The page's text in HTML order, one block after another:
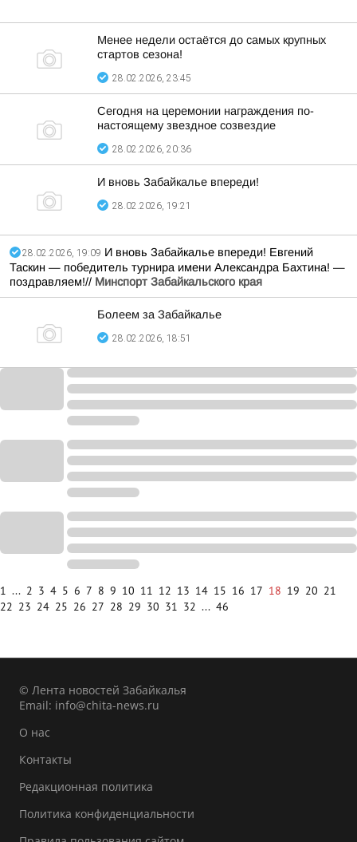
Менее недели остаётся до самых крупных
стартов сезона!
28.02.2026, 23:45
Сегодня на церемонии награждения по-
настоящему звездное созвездие
28.02.2026, 20:36
И вновь Забайкалье впереди!
28.02.2026, 19:21
28.02.2026, 19:09 И вновь Забайкалье впереди! Евгений
Таскин — победитель турнира имени Александра Бахтина! —
поздравляем!// Минспорт Забайкальского края
Болеем за Забайкалье
28.02.2026, 18:51
1 ... 2 3 4 5 6 7 8 9 10 11 12 13 14 15 16 17 18 19 20 21
22 23 24 25 26 27 28 29 30 31 32 ... 46
© Лента новостей Забайкалья
Email: info@chita-news.ru
О нас
Контакты
Редакционная политика
Политика конфиденциальности